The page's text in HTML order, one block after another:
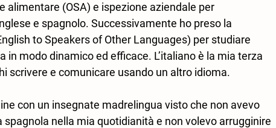
alimentare (OSA) e ispezione aziendale per
e spagnolo. Successivamente ho preso la
to Speakers of Other Languages) per studiare
in modo dinamico ed efficace. L’italiano è la mia terza
scrivere e comunicare usando un altro idioma.
con un insegnate madrelingua visto che non avevo
nella mia quotidianità e non volevo arrugginire